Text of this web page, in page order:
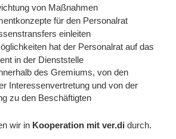
von Maßnahmen
für den Personalrat
einleiten
hat der Personalrat auf das
in der Dienststelle
des Gremiums, von den
Interessenvertretung und von der
zu den Beschäftigten
wir in Kooperation mit ver.di durch.